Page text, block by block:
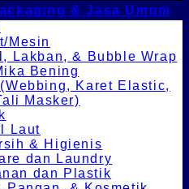
& Jasa Umum
Mesin
Lakban, & Bubble Wrap
Bening
Karet Elastic,
Masker)
Laut
& Higienis
dan Laundry
dan Plastik